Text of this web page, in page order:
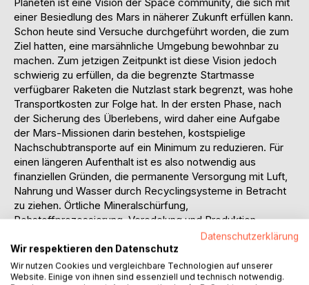
Planeten ist eine Vision der Space community, die sich mit
einer Besiedlung des Mars in näherer Zukunft erfüllen kann.
Schon heute sind Versuche durchgeführt worden, die zum
Ziel hatten, eine marsähnliche Umgebung bewohnbar zu
machen. Zum jetzigen Zeitpunkt ist diese Vision jedoch
schwierig zu erfüllen, da die begrenzte Startmasse
verfügbarer Raketen die Nutzlast stark begrenzt, was hohe
Transportkosten zur Folge hat. In der ersten Phase, nach
der Sicherung des Überlebens, wird daher eine Aufgabe
der Mars-Missionen darin bestehen, kostspielige
Nachschubtransporte auf ein Minimum zu reduzieren. Für
einen längeren Aufenthalt ist es also notwendig aus
finanziellen Gründen, die permanente Versorgung mit Luft,
Nahrung und Wasser durch Recyclingsysteme in Betracht
zu ziehen. Örtliche Mineralschürfung,
Rohstoffprozessierung, Veredelung und Produktion
müssen dafür näher untersucht werden.
Im Rahmen einer Projektgruppe, in die diese Arbeit
einzuordnen ist, wird untersucht, welche Komponenten der
Mensch dringend benötigt, um auf dem Mars überleben zu
Datenschutzerklärung
Wir respektieren den Datenschutz
Wir nutzen Cookies und vergleichbare Technologien auf unserer
Website. Einige von ihnen sind essenziell und technisch notwendig.